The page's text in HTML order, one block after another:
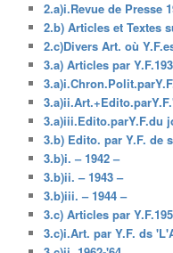
2.a)i.Revue de Presse
2.b) Articles et Textes
2.c)Divers Art. où
3.a) Articles par
3.a)iii.Edito.parY.F.du
3.b) Edito. par Y.F. de
3.b)i. – 1942 –
3.b)ii. – 1943 –
3.b)iii. – 1944 –
3.c) Articles par
3.c)i.Art. par Y.F. ds